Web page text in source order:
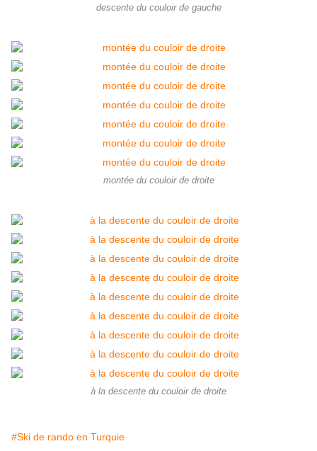
descente du couloir de gauche
montée du couloir de droite
à la descente du couloir de droite
#Ski de rando en Turquie